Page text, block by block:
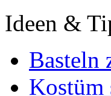
Ideen &
Basteln
Kostüm